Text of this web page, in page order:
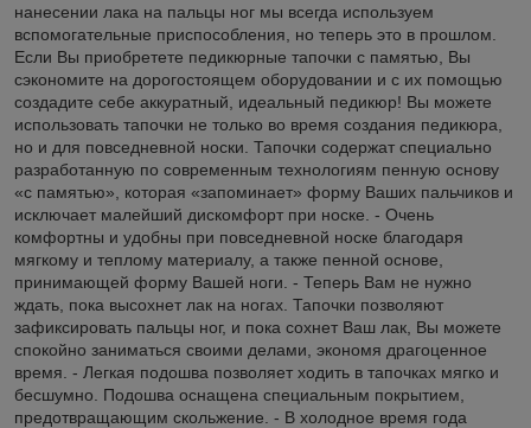
нанесении лака на пальцы ног мы всегда используем
вспомогательные приспособления, но теперь это в прошлом.
Если Вы приобретете педикюрные тапочки с памятью, Вы
сэкономите на дорогостоящем оборудовании и с их помощью
создадите себе аккуратный, идеальный педикюр! Вы можете
использовать тапочки не только во время создания педикюра,
но и для повседневной носки. Тапочки содержат специально
разработанную по современным технологиям пенную основу
«с памятью», которая «запоминает» форму Ваших пальчиков и
исключает малейший дискомфорт при носке. - Очень
комфортны и удобны при повседневной носке благодаря
мягкому и теплому материалу, а также пенной основе,
принимающей форму Вашей ноги. - Теперь Вам не нужно
ждать, пока высохнет лак на ногах. Тапочки позволяют
зафиксировать пальцы ног, и пока сохнет Ваш лак, Вы можете
спокойно заниматься своими делами, экономя драгоценное
время. - Легкая подошва позволяет ходить в тапочках мягко и
бесшумно. Подошва оснащена специальным покрытием,
предотвращающим скольжение. - В холодное время года